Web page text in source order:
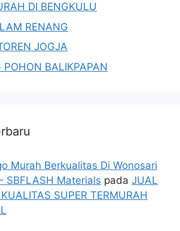
DI BENGKULU
RENANG
JOGJA
BALIKPAPAN
Murah Berkualitas Di Wonosari
SBFLASH Materials pada JUAL
SUPER TERMURAH